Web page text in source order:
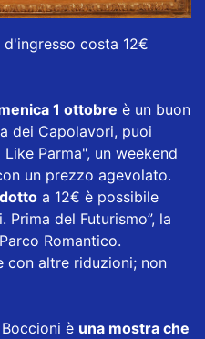
costa 12€
1 ottobre è un buon
dei Capolavori, puoi
Parma", un weekend
un prezzo agevolato.
a 12€ è possibile
del Futurismo”, la
Romantico.
con altre riduzioni; non
è una mostra che